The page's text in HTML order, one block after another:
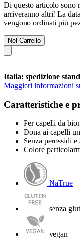
Di questo articolo sono
arriveranno altri! La
vengono ordinati più
Nel Carrello
Italia: spedizione
Maggiori informazioni
Caratteristiche e
Per capelli da
Dona ai capelli
Senza perossidi e
Colore
NaTrue
senza
vegan